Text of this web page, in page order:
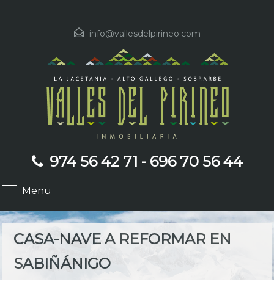
info@vallesdelpirineo.com
Menu
974 56 42 71 - 696 70 56 44
CASA-NAVE A REFORMAR EN
SABIÑÁNIGO